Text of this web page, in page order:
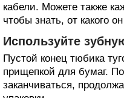
кабели. Можете также
чтобы знать, от какого
Используйте
Пустой конец тюбика
прищепкой для бумаг. По
заканчиваться,